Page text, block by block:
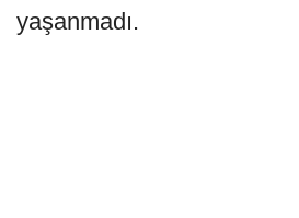
yaşanmadı.